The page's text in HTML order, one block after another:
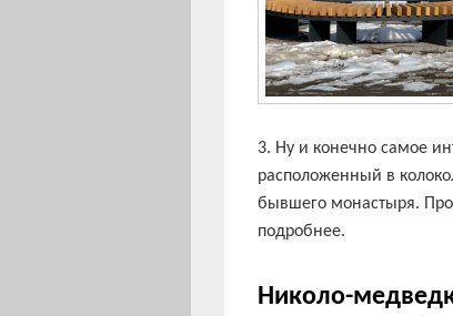
3. Ну и конечно самое
расположенный в
бывшего монастыря. Про
подробнее.
Николо-